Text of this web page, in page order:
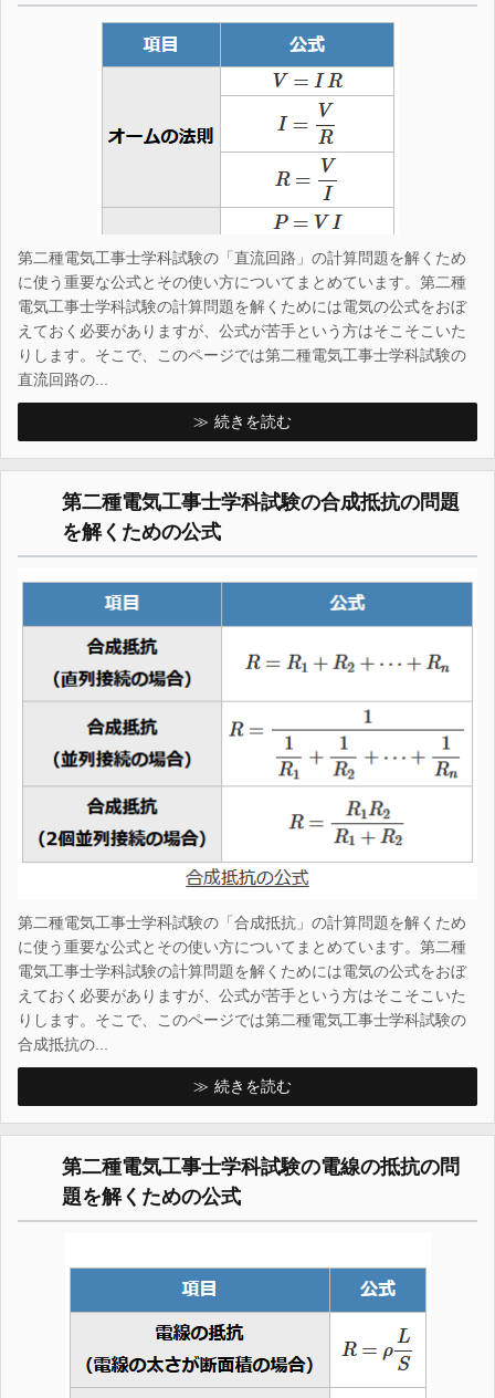
第二種電気工事士学科試験の「直流回路」の計算問題を解くため
に使う重要な公式とその使い方についてまとめています。第二種
電気工事士学科試験の計算問題を解くためには電気の公式をおぼ
えておく必要がありますが、公式が苦手という方はそこそこいた
りします。そこで、このページでは第二種電気工事士学科試験の
直流回路の...
続きを読む
第二種電気工事士学科試験の合成抵抗の問題
を解くための公式
第二種電気工事士学科試験の「合成抵抗」の計算問題を解くため
に使う重要な公式とその使い方についてまとめています。第二種
電気工事士学科試験の計算問題を解くためには電気の公式をおぼ
えておく必要がありますが、公式が苦手という方はそこそこいた
りします。そこで、このページでは第二種電気工事士学科試験の
合成抵抗の...
続きを読む
第二種電気工事士学科試験の電線の抵抗の問
題を解くための公式